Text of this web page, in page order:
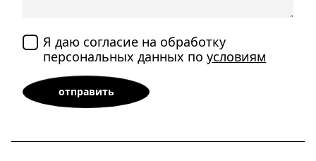
Я даю согласие на обработку
персональных данных поусловиям